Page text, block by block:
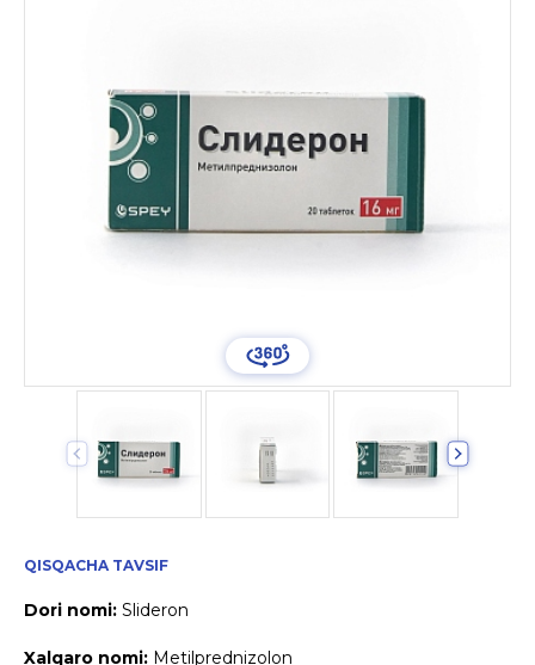
QISQACHA TAVSIF
Dori nomi: Slideron
Xalqaro nomi: Metilprednizolon